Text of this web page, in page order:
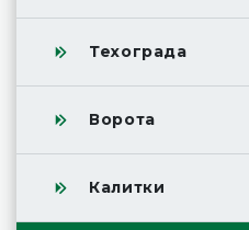
Техограда
Ворота
Калитки